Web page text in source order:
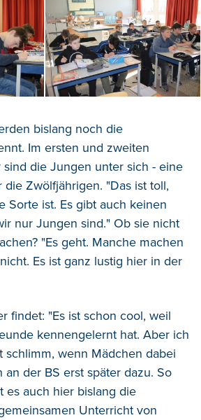
bislang noch die
Im ersten und zweiten
sind die Jungen unter sich - eine
die Zwölfjährigen. "Das ist toll,
Sorte ist. Es gibt auch keinen
nur Jungen sind." Ob sie nicht
"Es geht. Manche machen
Es ist ganz lustig hier in der
findet: "Es ist schon cool, weil
kennengelernt hat. Aber ich
schlimm, wenn Mädchen dabei
der BS erst später dazu. So
es auch hier bislang die
Unterricht von